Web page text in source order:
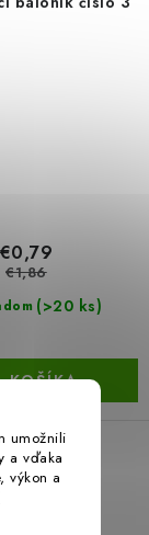
umožnili
a vďaka
výkon a
nás
(>20 ks)
€0,79
€1,86
KOŠÍKA
domček